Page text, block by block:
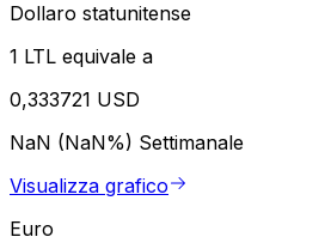
Dollaro statunitense
1 LTL equivale a
0,333721 USD
NaN (NaN%) Settimanale
Visualizza grafico
Euro